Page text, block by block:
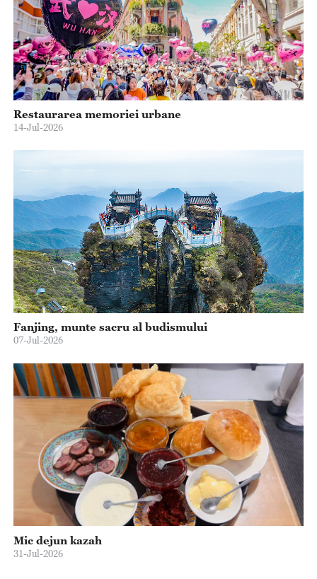
Restaurarea memoriei urbane
14-Jul-2026
Fanjing, munte sacru al budismului
07-Jul-2026
Mic dejun kazah
31-Jul-2026